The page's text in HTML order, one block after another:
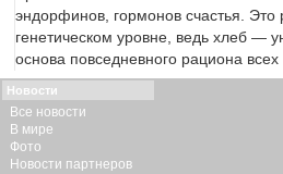
эндорфинов, гормонов счастья. Это
генетическом уровне, ведь хлеб —
основа повседневного рациона
Новости
Все новости
В мире
Фото
Новости партнеров